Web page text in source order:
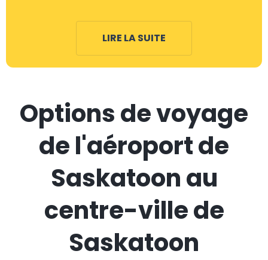
LIRE LA SUITE
Options de voyage
de l'aéroport de
Saskatoon au
centre-ville de
Saskatoon